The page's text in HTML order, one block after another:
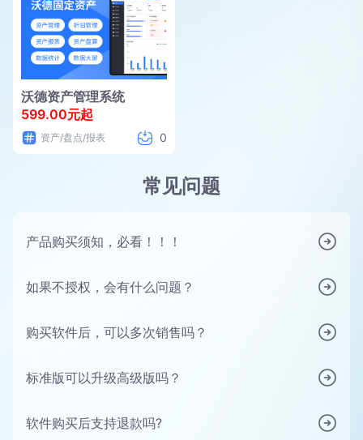
沃德资产管理系统
599.00元起
资产/盘点/报表 0
常见问题
产品购买须知，必看！！！
如果不授权，会有什么问题？
购买软件后，可以多次销售吗？
标准版可以升级高级版吗？
软件购买后支持退款吗?